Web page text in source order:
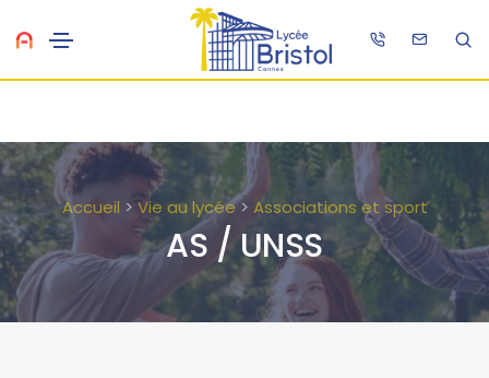
Accueil >Vie au lycée> Associations et sport
AS / UNSS